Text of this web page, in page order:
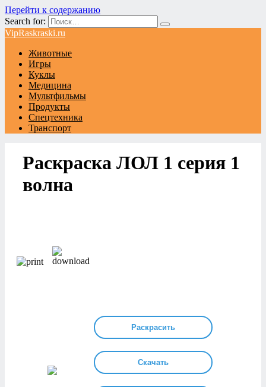
Перейти к содержанию
Search for:
VipRaskraski.ru
Животные
Игры
Куклы
Медицина
Мультфильмы
Продукты
Спецтехника
Транспорт
Раскраска ЛОЛ 1 серия 1
волна
Раскрасить
Скачать